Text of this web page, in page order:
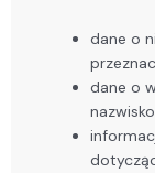
dane o
dane o